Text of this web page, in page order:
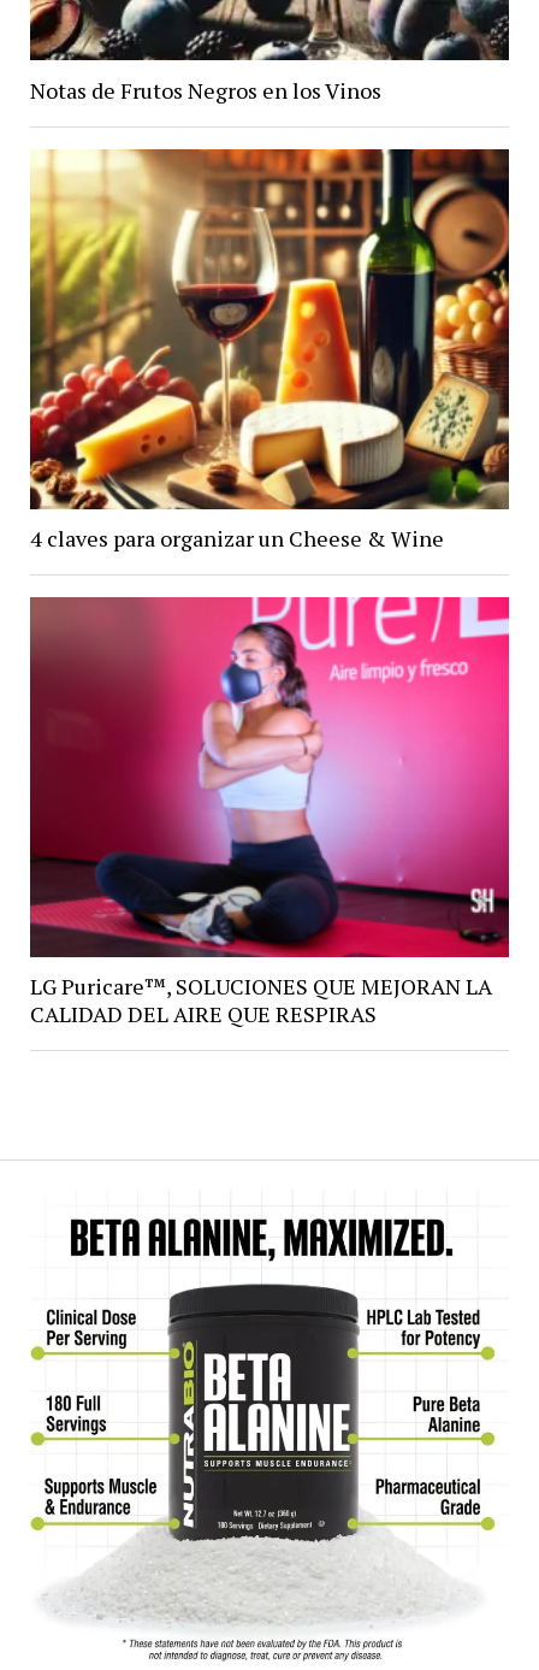
Notas de Frutos Negros en los Vinos
4 claves para organizar un Cheese & Wine
LG Puricare™, SOLUCIONES QUE MEJORAN LA
CALIDAD DEL AIRE QUE RESPIRAS